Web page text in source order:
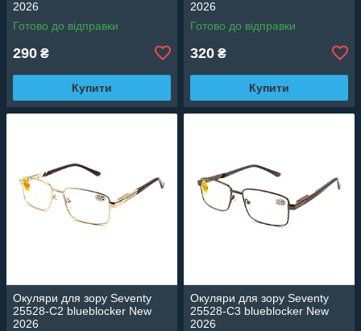
2026
Готово до відправки
290 ₴
Купити
2026
Готово до відправки
320 ₴
Купити
Окуляри для зору Seventy
25528-C2 blueblocker New
2026
Окуляри для зору Seventy
25528-C3 blueblocker New
2026